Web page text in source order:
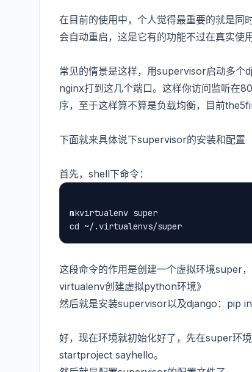
在目前的使用中，个人觉得最重要的就是
会自动重启，这是它有的功能不过在真实使
常见的情景是这样，用supervisor启动多个
nginx打到这几个端口。这样你访问监听在
序，至于这样算不算是负载均衡，目前
下面就来具体说下supervisor的安装和配置
首先，shell下命令：
mkvirtualenv super
cd ~/.virtualenvs/super
这段命令的作用是创建一个虚拟环境super
virtualenv创建虚拟python环境》
然后就是安装supervisor以及django：pip
好，现在环境就初始化好了，先在super环
startproject sayhello。